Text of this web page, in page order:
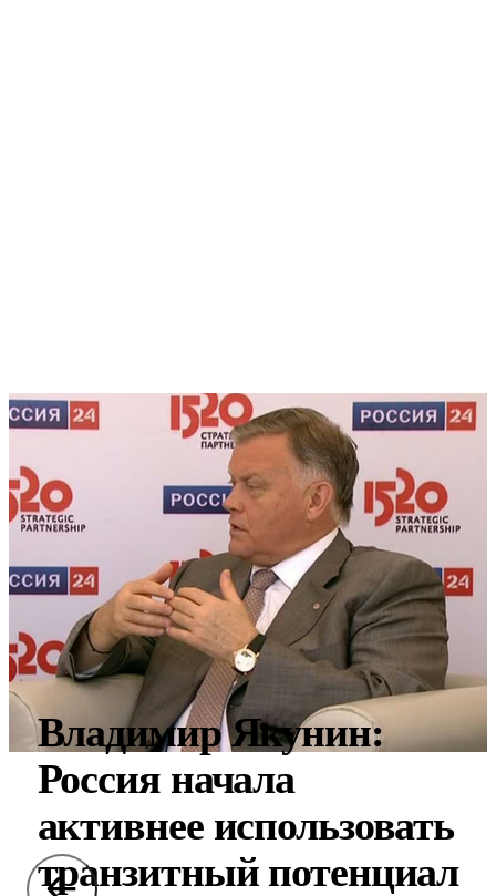
Владимир Якунин:
Россия начала
активнее использовать
транзитный потенциал